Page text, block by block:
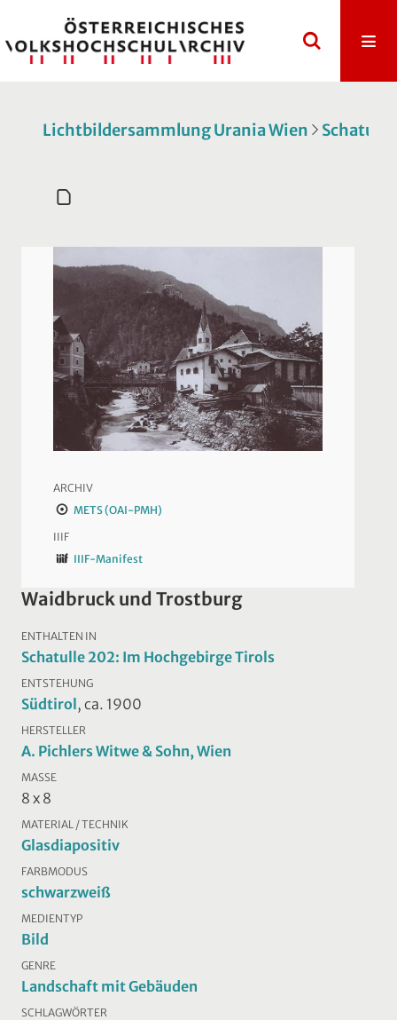
Lichtbildersammlung Urania Wien
ARCHIV
METS (OAI-PMH)
IIIF
IIIF-Manifest
Waidbruck und Trostburg
ENTHALTEN IN
Schatulle 202: Im Hochgebirge Tirols
ENTSTEHUNG
Südtirol, ca. 1900
HERSTELLER
A. Pichlers Witwe & Sohn, Wien
MASSE
8 x 8
MATERIAL / TECHNIK
Glasdiapositiv
FARBMODUS
schwarzweiß
MEDIENTYP
Bild
GENRE
Landschaft mit Gebäuden
SCHLAGWÖRTER